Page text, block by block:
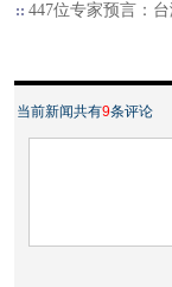
447位专家预言：
当前新闻共有9条评论